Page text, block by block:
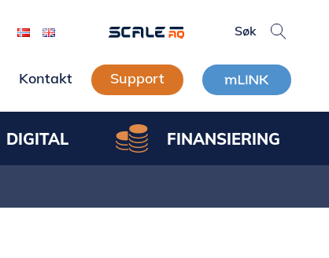
Kontakt Support
DIGITAL FINANSIERING